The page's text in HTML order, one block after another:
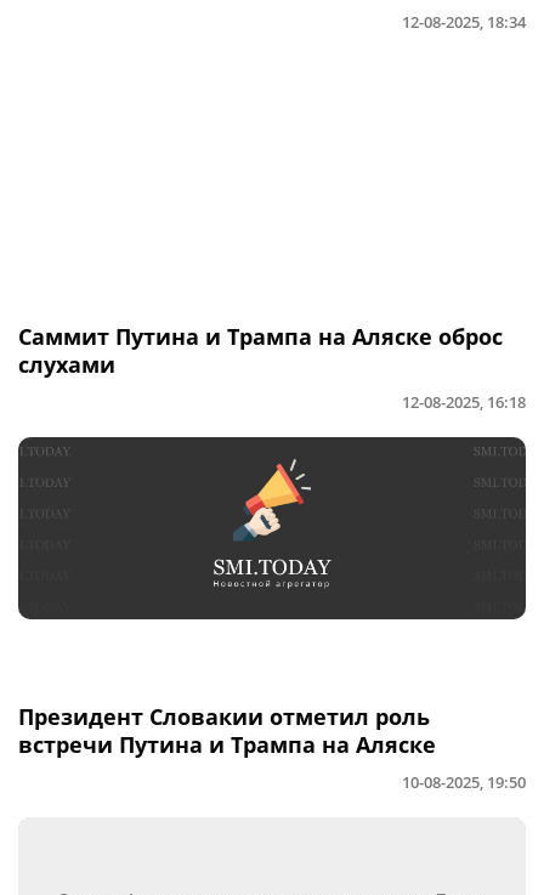
12-08-2025, 18:34
Саммит Путина и Трампа на Аляске оброс
слухами
12-08-2025, 16:18
Президент Словакии отметил роль
встречи Путина и Трампа на Аляске
10-08-2025, 19:50